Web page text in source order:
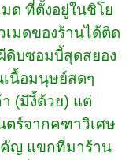
มด ที่ตั้งอยู่ในชิโย
มดของร้านได้ติด
ดิบซอมบี้สุดสยอง
นื้อมนุษย์สดๆ
(มีงี้ด้วย) แต่
ร์จากคฑาวิเศษ
คัญ แขกที่มาร้าน